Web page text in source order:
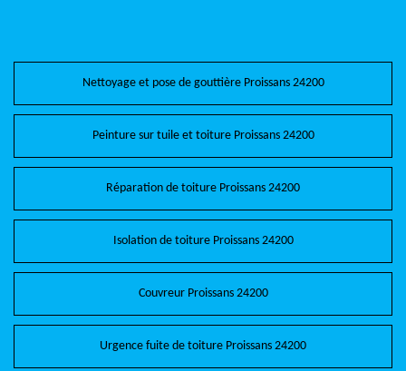
Nettoyage et pose de gouttière Proissans 24200
Peinture sur tuile et toiture Proissans 24200
Réparation de toiture Proissans 24200
Isolation de toiture Proissans 24200
Couvreur Proissans 24200
Urgence fuite de toiture Proissans 24200